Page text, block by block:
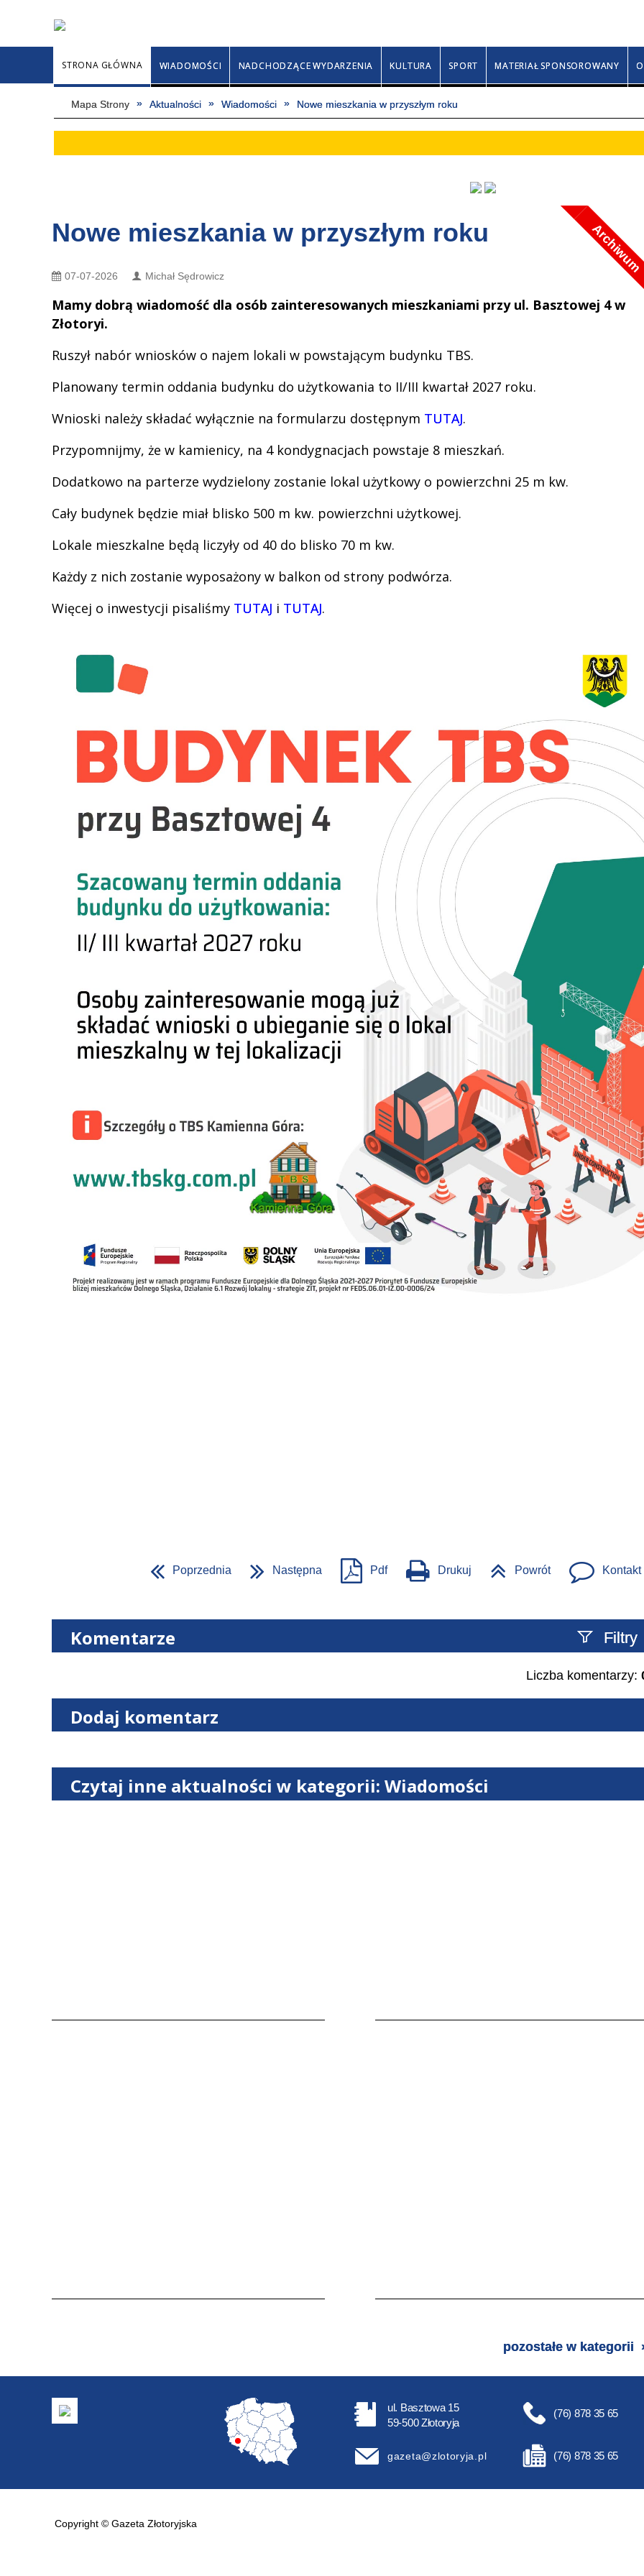
Czwartek, 6 sierpnia 2026 Jakuba, Sławy,
STRONA GŁÓWNA WIADOMOŚCI NADCHODZĄCE WYDARZENIA KULTURA SPORT MATERIAŁ SPONSOROWANY
Mapa Strony Aktualności Wiadomości Nowe mieszkania w przyszłym roku
Nowe mieszkania w przyszłym roku Archiwum
07-07-2026 Michał Sędrowicz
Mamy dobrą wiadomość dla osób zainteresowanych mieszkaniami przy ul. Basztowej 4 w
Złotoryi.
Ruszył nabór wniosków o najem lokali w powstającym budynku TBS.
Planowany termin oddania budynku do użytkowania to II/III kwartał 2027 roku.
Wnioski należy składać wyłącznie na formularzu dostępnym TUTAJ.
Przypomnijmy, że w kamienicy, na 4 kondygnacjach powstaje 8 mieszkań.
Dodatkowo na parterze wydzielony zostanie lokal użytkowy o powierzchni 25 m kw.
Cały budynek będzie miał blisko 500 m kw. powierzchni użytkowej.
Lokale mieszkalne będą liczyły od 40 do blisko 70 m kw.
Każdy z nich zostanie wyposażony w balkon od strony podwórza.
Więcej o inwestycji pisaliśmy TUTAJ i TUTAJ.
Poprzednia Następna Pdf Drukuj Powrót Kontakt
Komentarze Filtry
Szukany tekst
Liczba komentarzy:
Dodaj komentarz
Czytaj inne aktualności w kategorii: Wiadomości
pozostałe w kategorii
ul. Basztowa 15
59-500 Złotoryja
gazeta@zlotoryja.pl
(76) 878 35 65
(76) 878 35 65
Copyright © Gazeta Złotoryjska